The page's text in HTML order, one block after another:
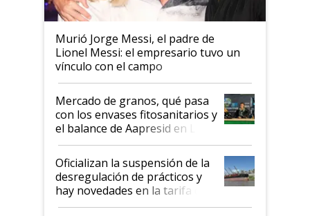
Murió Jorge Messi, el padre de
Lionel Messi: el empresario tuvo un
vínculo con el campo
Mercado de granos, qué pasa
con los envases fitosanitarios y
el balance de Aapresid en La
Posta
Oficializan la suspensión de la
desregulación de prácticos y
hay novedades en la tarifa de
la hidrovía